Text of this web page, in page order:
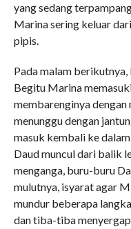
yang sedang
Marina sering keluar
pipis.
Pada malam berikutnya,
Begitu Marina
membarenginya
menunggu dengan
masuk kembali ke
Daud muncul dari balik
menganga, buru-buru
mulutnya, isyarat agar
mundur beberapa
dan tiba-tiba